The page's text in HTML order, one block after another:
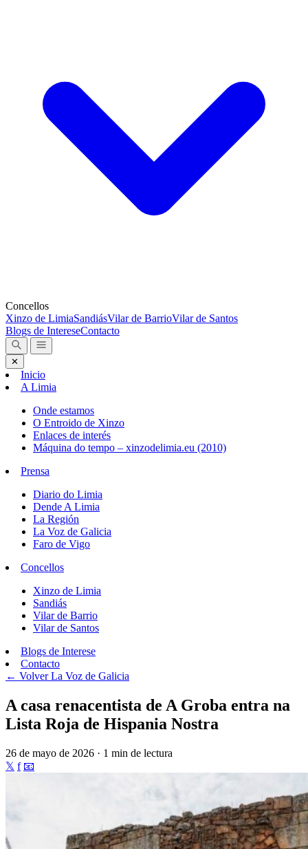
Concellos
Xinzo de LimiaSandiásVilar de BarrioVilar de Santos
Blogs de IntereseContacto
✕
Inicio
A Limia
Onde estamos
O Entroido de Xinzo
Enlaces de interés
Máquina do tempo – xinzodelimia.eu (2010)
Prensa
Diario do Limia
Dende A Limia
La Región
La Voz de Galicia
Faro de Vigo
Concellos
Xinzo de Limia
Sandiás
Vilar de Barrio
Vilar de Santos
Blogs de Interese
Contacto
← VolverLa Voz de Galicia
A casa renacentista de A Groba entra na
Lista Roja de Hispania Nostra
26 de mayo de 2026 · 1 min de lectura
𝕏 f 📧